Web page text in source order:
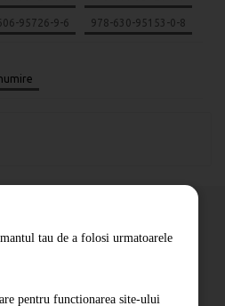
95726-9-6 978-630-95153-0-8
tau de a folosi urmatoarele
pentru functionarea site-ului